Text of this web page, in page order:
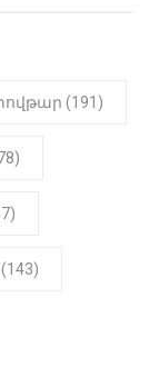
ովքեր են
(191)